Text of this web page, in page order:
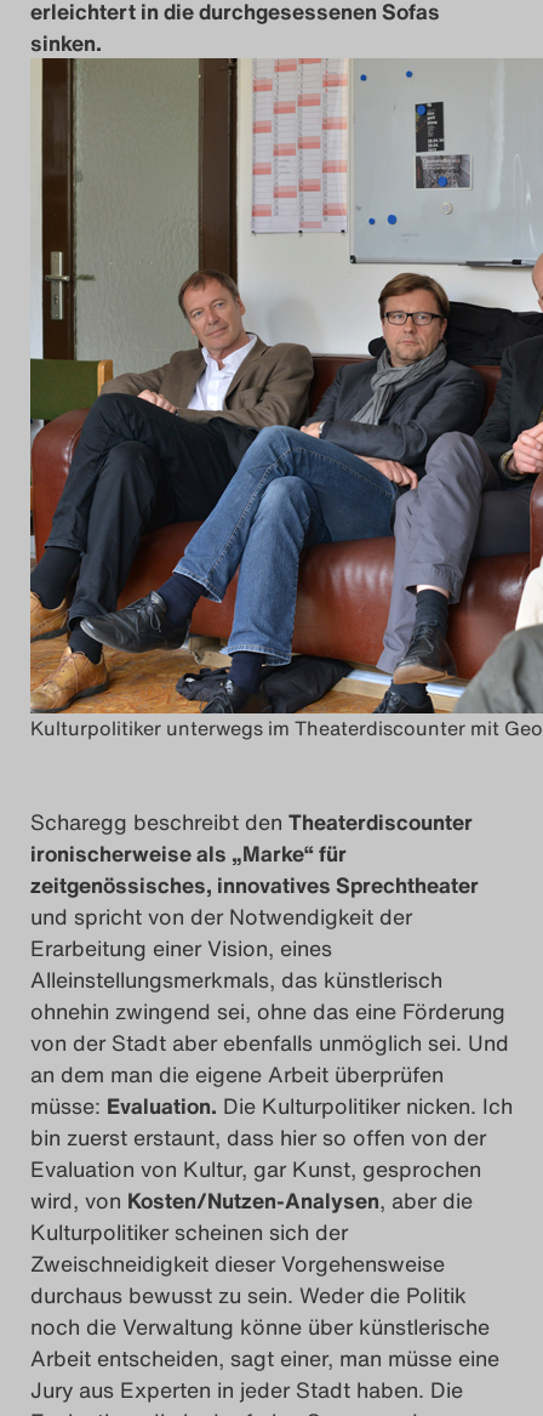
erleichtert in die durchgesessenen Sofas
sinken.
Kulturpolitiker unterwegs im Theaterdiscounter mit
Scharegg beschreibt den Theaterdiscounter
ironischerweise als „Marke“ für
zeitgenössisches, innovatives Sprechtheater
und spricht von der Notwendigkeit der
Erarbeitung einer Vision, eines
Alleinstellungsmerkmals, das künstlerisch
ohnehin zwingend sei, ohne das eine Förderung
von der Stadt aber ebenfalls unmöglich sei. Und
an dem man die eigene Arbeit überprüfen
müsse: Evaluation. Die Kulturpolitiker nicken. Ich
bin zuerst erstaunt, dass hier so offen von der
Evaluation von Kultur, gar Kunst, gesprochen
wird, von Kosten/Nutzen-Analysen, aber die
Kulturpolitiker scheinen sich der
Zweischneidigkeit dieser Vorgehensweise
durchaus bewusst zu sein. Weder die Politik
noch die Verwaltung könne über künstlerische
Arbeit entscheiden, sagt einer, man müsse eine
Jury aus Experten in jeder Stadt haben. Die